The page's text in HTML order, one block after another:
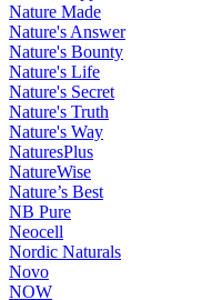
Nature Made
Nature's Answer
Nature's Bounty
Nature's Life
Nature's Secret
Nature's Truth
Nature's Way
NaturesPlus
NatureWise
Nature’s Best
NB Pure
Neocell
Nordic Naturals
Novo
NOW